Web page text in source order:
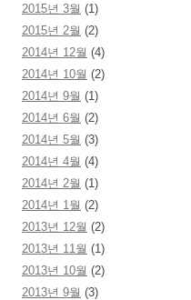
2015년 3월 (1)
2015년 2월 (2)
2014년 12월 (4)
2014년 10월 (2)
2014년 9월 (1)
2014년 6월 (2)
2014년 5월 (3)
2014년 4월 (4)
2014년 2월 (1)
2014년 1월 (2)
2013년 12월 (2)
2013년 11월 (1)
2013년 10월 (2)
2013년 9월 (3)